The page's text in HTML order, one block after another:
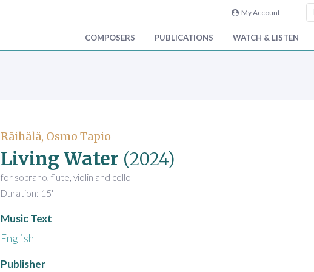
My Account
COMPOSERS PUBLICATIONS WATCH & LISTEN
Räihälä, Osmo Tapio
Living Water (2024)
for soprano, flute, violin and cello
Duration: 15'
Music Text
English
Publisher